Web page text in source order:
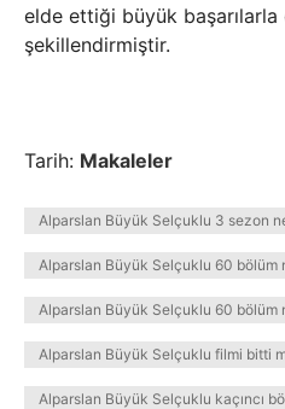
elde ettiği büyük
şekillendirmiştir.
Tarih: Makaleler
Alparslan Büyük Selçuklu 3 sezon
Alparslan Büyük Selçuklu 60 bölüm
Alparslan Büyük Selçuklu 60 bölüm
Alparslan Büyük Selçuklu filmi bitti
Alparslan Büyük Selçuklu kaçıncı